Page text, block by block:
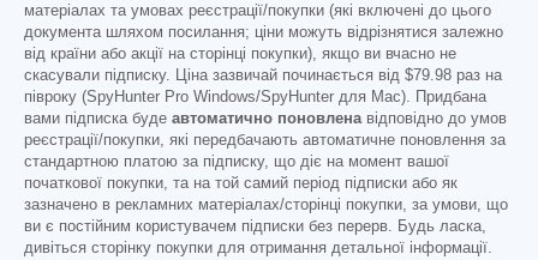
матеріалах та умовах реєстрації/покупки (які включені до цього
документа шляхом посилання; ціни можуть відрізнятися залежно
від країни або акції на сторінці покупки), якщо ви вчасно не
скасували підписку. Ціна зазвичай починається від $79.98 раз на
півроку (SpyHunter Pro Windows/SpyHunter для Mac). Придбана
вами підписка буде автоматично поновленавідповідно до умов
реєстрації/покупки, які передбачають автоматичне поновлення за
стандартною платою за підписку, що діє на момент вашої
початкової покупки, та на той самий період підписки або як
зазначено в рекламних матеріалах/сторінці покупки, за умови, що
ви є постійним користувачем підписки без перерв. Будь ласка,
дивіться сторінку покупки для отримання детальної інформації.